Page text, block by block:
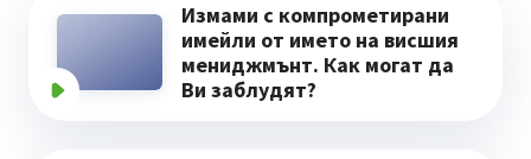
Измами с компрометирани
имейли от името на висшия
мениджмънт. Как могат да
Ви заблудят?